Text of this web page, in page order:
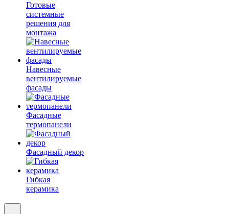
Готовые
системные
решения для
монтажа
Навесные
вентилируемые
фасады
Фасадные
термопанели
Фасадный декор
Гибкая
керамика